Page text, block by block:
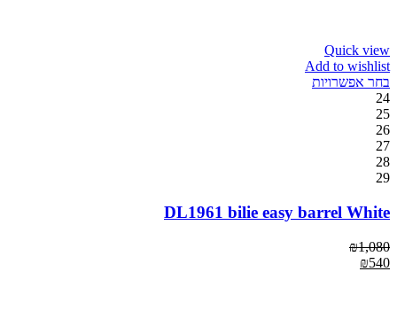
Quick view
Add to wishlist
בחר אפשרויות
24
25
26
27
28
29
DL1961 bilie easy barrel White
₪1,080
₪540